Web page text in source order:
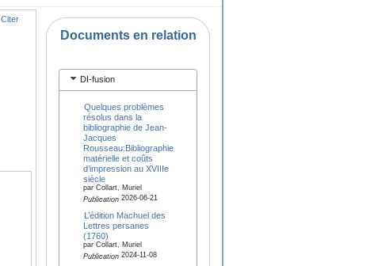
Citer
Documents en relation
DI-fusion
Quelques problèmes
résolus dans la
bibliographie de Jean-
Jacques
Rousseau:Bibliographie
matérielle et coûts
d’impression au XVIIIe
siècle
par Collart, Muriel
Publication2026-06-21
L’édition Machuel des
Lettres persanes
(1760)
par Collart, Muriel
Publication2024-11-08